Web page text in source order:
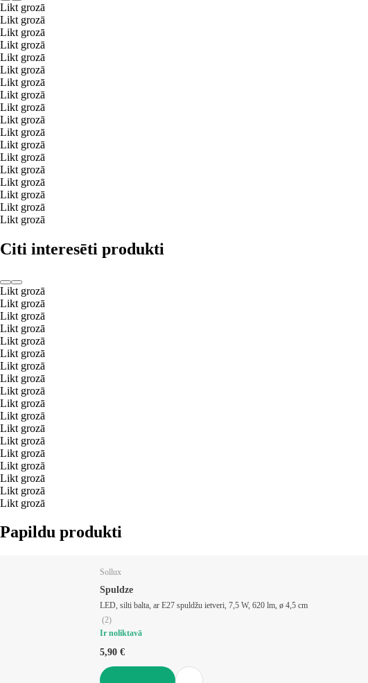
Likt grozā
Likt grozā
Likt grozā
Likt grozā
Likt grozā
Likt grozā
Likt grozā
Likt grozā
Likt grozā
Likt grozā
Likt grozā
Likt grozā
Likt grozā
Likt grozā
Likt grozā
Likt grozā
Likt grozā
Likt grozā
Citi interesēti produkti
Likt grozā
Likt grozā
Likt grozā
Likt grozā
Likt grozā
Likt grozā
Likt grozā
Likt grozā
Likt grozā
Likt grozā
Likt grozā
Likt grozā
Likt grozā
Likt grozā
Likt grozā
Likt grozā
Likt grozā
Likt grozā
Papildu produkti
Sollux
Spuldze
LED, silti balta, ar E27 spuldžu ietveri, 7,5 W, 620 lm, ø 4,5 cm
(2)
Ir noliktavā
5,90 €